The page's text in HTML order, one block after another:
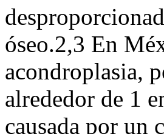
óseo.2,3 En
acondroplasia,
alrededor de 1
causada por un